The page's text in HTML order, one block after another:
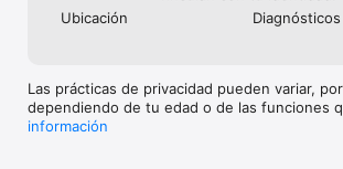
Ubicación
Diagnósticos
Las prácticas de privacidad pueden variar,
dependiendo de tu edad o de las funciones
información